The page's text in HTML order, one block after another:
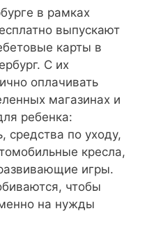
в рамках
выпускают
карты в
С их
оплачивать
магазинах и
ребенка:
средства по уходу,
кресла,
игры.
чтобы
на нужды